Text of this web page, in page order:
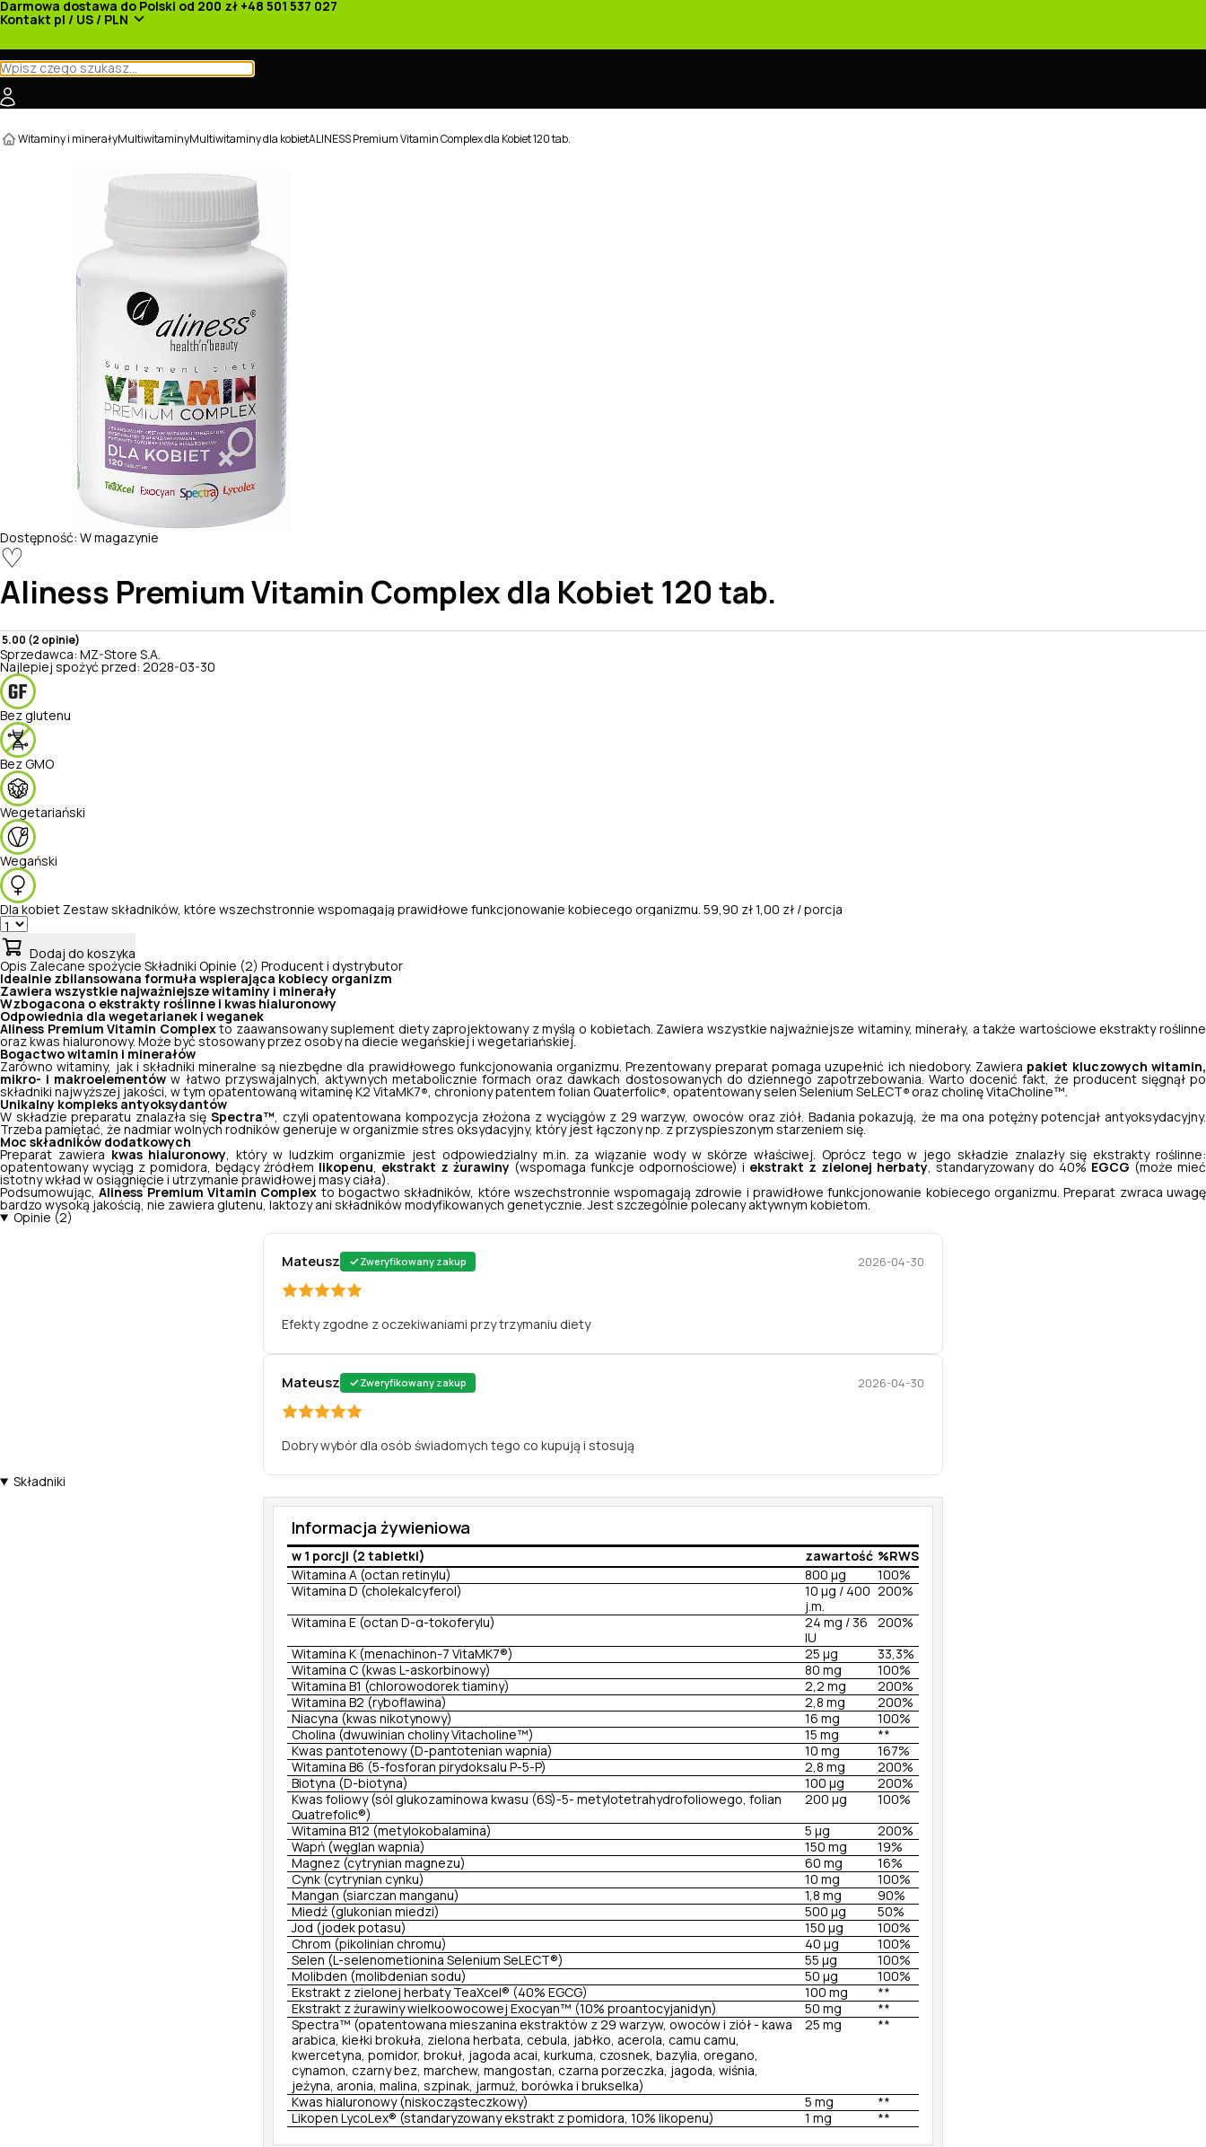
Darmowa dostawa do Polski od 200 zł +48 501 537 027
Kontakt pl / US / PLN
Witaminy i minerałyMultiwitaminyMultiwitaminy dla kobietALINESS Premium Vitamin Complex dla Kobiet 120 tab.
Dostępność: W magazynie
♡
Aliness Premium Vitamin Complex dla Kobiet 120 tab.
5.00 (2 opinie)
Sprzedawca: MZ-Store S.A.
Najlepiej spożyć przed: 2028-03-30
Bez glutenu
Bez GMO
Wegetariański
Wegański
Dla kobiet Zestaw składników, które wszechstronnie wspomagają prawidłowe funkcjonowanie kobiecego organizmu. 59,90 zł 1,00 zł / porcja
Dodaj do koszyka
Opis Zalecane spożycie Składniki Opinie (2) Producent i dystrybutor
Idealnie zbilansowana formuła wspierająca kobiecy organizm
Zawiera wszystkie najważniejsze witaminy i minerały
Wzbogacona o ekstrakty roślinne i kwas hialuronowy
Odpowiednia dla wegetarianek i weganek
Aliness Premium Vitamin Complexto zaawansowany suplement diety zaprojektowany z myślą o kobietach. Zawiera wszystkie najważniejsze witaminy, minerały, a także wartościowe ekstrakty roślinne
oraz kwas hialuronowy. Może być stosowany przez osoby na diecie wegańskiej i wegetariańskiej.
Bogactwo witamin i minerałów
Zarówno witaminy, jak i składniki mineralne są niezbędne dla prawidłowego funkcjonowania organizmu. Prezentowany preparat pomaga uzupełnić ich niedobory. Zawiera pakiet kluczowych witamin,
mikro- i makroelementów w łatwo przyswajalnych, aktywnych metabolicznie formach oraz dawkach dostosowanych do dziennego zapotrzebowania. Warto docenić fakt, że producent sięgnął po
składniki najwyższej jakości, w tym opatentowaną witaminę K2 VitaMK7® , chroniony patentem folian Quaterfolic® , opatentowany selen Selenium SeLECT® oraz cholinę VitaCholine™.
Unikalny kompleks antyoksydantów
W składzie preparatu znalazła się Spectra™ , czyli opatentowana kompozycja złożona z wyciągów z 29 warzyw, owoców oraz ziół. Badania pokazują, że ma ona potężny potencjał antyoksydacyjny.
Trzeba pamiętać, że nadmiar wolnych rodników generuje w organizmie stres oksydacyjny, który jest łączony np. z przyspieszonym starzeniem się.
Moc składników dodatkowych
Preparat zawiera
kwas hialuronowy , który w ludzkim organizmie jest odpowiedzialny m.in. za wiązanie wody w skórze właściwej. Oprócz tego w jego składzie znalazły się ekstrakty roślinne:
opatentowany wyciąg z pomidora, będący źródłem
likopenu ekstrakt z żurawiny (wspomaga funkcje odpornościowe) i ekstrakt z zielonej herbaty , standaryzowany do 40% EGCG (może mieć
istotny wkład w osiągnięcie i utrzymanie prawidłowej masy ciała).
Podsumowując,Aliness Premium Vitamin Complex to bogactwo składników, które wszechstronnie wspomagają zdrowie i prawidłowe funkcjonowanie kobiecego organizmu. Preparat zwraca uwagę
bardzo wysoką jakością, nie zawiera glutenu, laktozy ani składników modyfikowanych genetycznie. Jest szczególnie polecany aktywnym kobietom.
Opinie (2)
Mateusz Zweryfikowany zakup 2026-04-30
Efekty zgodne z oczekiwaniami przy trzymaniu diety
Mateusz Zweryfikowany zakup 2026-04-30
Dobry wybór dla osób świadomych tego co kupują i stosują
Składniki
Informacja żywieniowa
w 1 porcji (2 tabletki) zawartość %RWS
Witamina A (octan retinylu)
800 µg
100%
Witamina D (cholekalcyferol)
10 µg / 400
j.m.
200%
Witamina E (octan D-α-tokoferylu)
24 mg / 36
IU
200%
Witamina K (menachinon-7 VitaMK7®) 25 µg
33,3%
Witamina C (kwas L-askorbinowy)
80 mg
100%
Witamina B1 (chlorowodorek tiaminy)
2,2 mg
200%
Witamina B2 (ryboflawina)
2,8 mg
200%
Niacyna (kwas nikotynowy)
16 mg
100%
Cholina (dwuwinian choliny Vitacholine™)
15 mg
**
Kwas pantotenowy (D-pantotenian wapnia)
10 mg
167%
Witamina B6 (5-fosforan pirydoksalu P-5-P)
2,8 mg
200%
Biotyna (D-biotyna)
100 µg
200%
Kwas foliowy (sól glukozaminowa kwasu (6S)-5- metylotetrahydrofoliowego, folian
Quatrefolic®)
200 µg 100%
Witamina B12 (metylokobalamina) 5 µg
200%
Wapń (węglan wapnia)
150 mg
19%
Magnez (cytrynian magnezu)
60 mg
16%
Cynk (cytrynian cynku)
10 mg
100%
Mangan (siarczan manganu)
1,8 mg
90%
Miedź (glukonian miedzi)
500 µg
50%
Jod (jodek potasu)
150 µg
100%
Chrom (pikolinian chromu)
40 µg
100%
Selen (L-selenometionina Selenium SeLECT®)
55 µg
100%
Molibden (molibdenian sodu)
50 µg
100%
Ekstrakt z zielonej herbaty TeaXcel® (40% EGCG)
100 mg
**
Ekstrakt z żurawiny wielkoowocowej Exocyan™ (10% proantocyjanidyn)
50 mg
**
Spectra™ (opatentowana mieszanina ekstraktów z 29 warzyw, owoców i ziół - kawa
arabica, kiełki brokuła, zielona herbata, cebula, jabłko, acerola, camu camu,
kwercetyna, pomidor, brokuł, jagoda acai, kurkuma, czosnek, bazylia, oregano,
cynamon, czarny bez, marchew, mangostan, czarna porzeczka, jagoda, wiśnia,
jeżyna, aronia, malina, szpinak, jarmuż, borówka i brukselka)
25 mg **
Kwas hialuronowy (niskocząsteczkowy) 5 mg
**
Likopen LycoLex® (standaryzowany ekstrakt z pomidora, 10% likopenu)
1 mg **